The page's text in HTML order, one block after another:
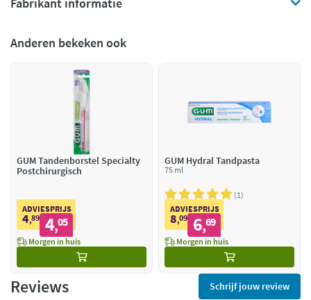
Anderen bekeken ook
GUM Tandenborstel Specialty
Postchirurgisch
ADVIESPRIJS
4,89 4,05
Morgen in huis
GUM Hydral Tandpasta
75 ml
1
ADVIESPRIJS
8,09 6,69
Morgen in huis
Reviews Schrijf jouw review